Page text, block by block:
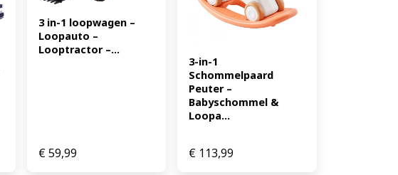
3 in-1 loopwagen –
Loopauto –
Looptractor –...
€59,99
3-in-1
Schommelpaard
Peuter –
Babyschommel &
Loopa...
€ 113,99